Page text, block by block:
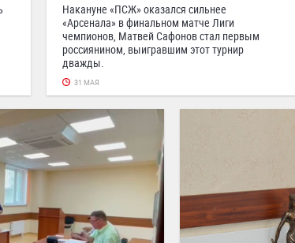
Накануне «ПСЖ» оказался сильнее
«Арсенала» в финальном матче Лиги
чемпионов, Матвей Сафонов стал первым
россиянином, выигравшим этот турнир
дважды.
31 МАЯ